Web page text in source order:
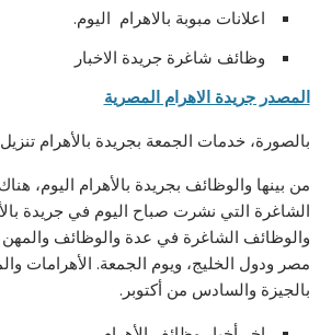
اعلانات مبوبة بالاهرام اليوم.
وظائف شاغرة جريدة الاخبار
المصدر جريدة الاهرام المصرية
بالصورة، خدمات الجمعة بجريدة بالأهرام
من بينها والوظائف بجريدة بالأهرام اليوم،
الشاغرة التي نشرت صباح اليوم في جريدة
والوظائف الشاغرة في عدة والوظائف
مصر ودول الخليج، ويوم الجمعة. الأهرامات
بالجيزة والسادس من أكتوبر.